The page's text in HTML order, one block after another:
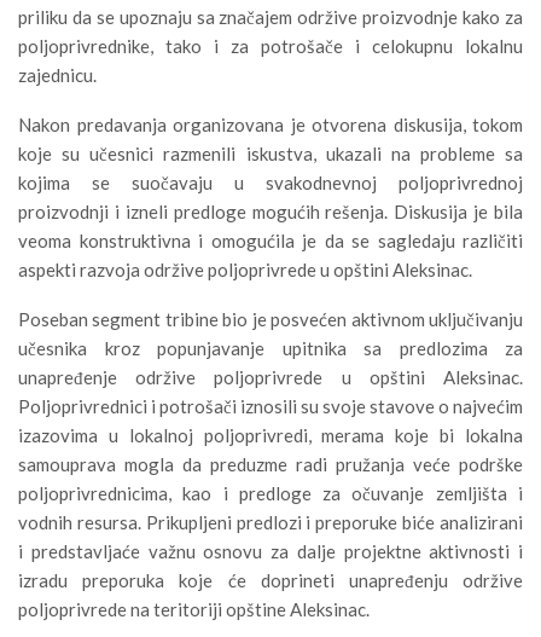
priliku da se upoznaju sa značajem održive proizvodnje kako za
poljoprivrednike, tako i za potrošače i celokupnu lokalnu
zajednicu.
Nakon predavanja organizovana je otvorena diskusija, tokom
koje su učesnici razmenili iskustva, ukazali na probleme sa
kojima se suočavaju u svakodnevnoj poljoprivrednoj
proizvodnji i izneli predloge mogućih rešenja. Diskusija je bila
veoma konstruktivna i omogućila je da se sagledaju različiti
aspekti razvoja održive poljoprivrede u opštini Aleksinac.
Poseban segment tribine bio je posvećen aktivnom uključivanju
učesnika kroz popunjavanje upitnika sa predlozima za
unapređenje održive poljoprivrede u opštini Aleksinac.
Poljoprivrednici i potrošači iznosili su svoje stavove o najvećim
izazovima u lokalnoj poljoprivredi, merama koje bi lokalna
samouprava mogla da preduzme radi pružanja veće podrške
poljoprivrednicima, kao i predloge za očuvanje zemljišta i
vodnih resursa. Prikupljeni predlozi i preporuke biće analizirani
i predstavljaće važnu osnovu za dalje projektne aktivnosti i
izradu preporuka koje će doprineti unapređenju održive
poljoprivrede na teritoriji opštine Aleksinac.